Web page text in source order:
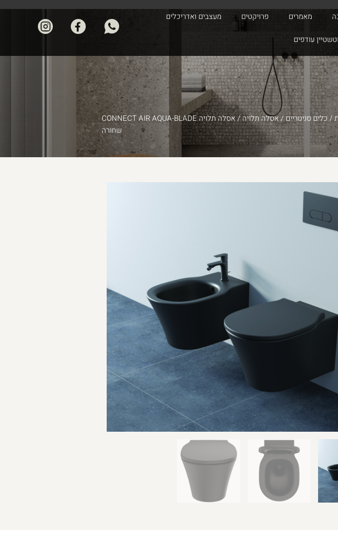
מאמרים פרויקטים מעצבים ואדריכלים
עודפים
/ כלים סניטריים/אסלה תלויה
/ אסלה תלויה CONNECT AIR AQUA-BLADE
שחורה